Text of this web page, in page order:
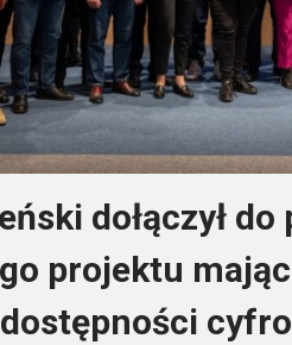
dołączył
projektu